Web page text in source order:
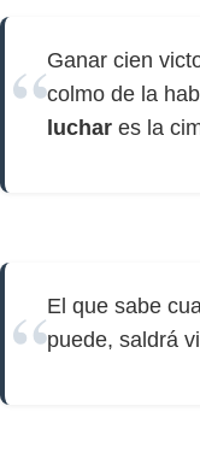
Ganar cien
colmo de la
luchar es la
El que sabe
puede, saldrá